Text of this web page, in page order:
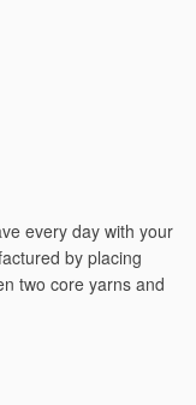
every day with your
by placing
two core yarns and